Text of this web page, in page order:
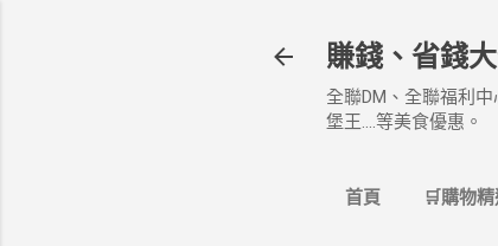
賺錢、省錢
全聯DM、全聯福利
堡王....等美食優惠。
首頁 🛒購物